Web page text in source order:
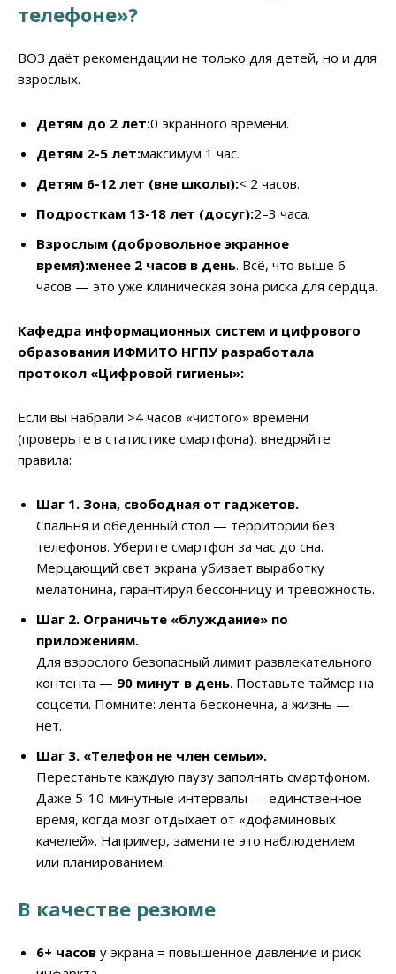
телефоне»?
ВОЗ даёт рекомендации не только для детей, но и для
взрослых.
Детям до 2 лет:0 экранного времени.
Детям 2-5 лет:максимум 1 час.
Детям 6-12 лет (вне школы):< 2 часов.
Подросткам 13-18 лет (досуг):2–3 часа.
Взрослым (добровольное экранное
время):менее 2 часов в день. Всё, что выше 6
часов — это уже клиническая зона риска для сердца.
Кафедра информационных систем и цифрового
образования ИФМИТО НГПУ разработала
протокол «Цифровой гигиены»:
Если вы набрали >4 часов «чистого» времени
(проверьте в статистике смартфона), внедряйте
правила:
Шаг 1. Зона, свободная от гаджетов.
Спальня и обеденный стол — территории без
телефонов. Уберите смартфон за час до сна.
Мерцающий свет экрана убивает выработку
мелатонина, гарантируя бессонницу и тревожность.
Шаг 2. Ограничьте «блуждание» по
приложениям.
Для взрослого безопасный лимит развлекательного
контента — 90 минут в день. Поставьте таймер на
соцсети. Помните: лента бесконечна, а жизнь —
нет.
Шаг 3. «Телефон не член семьи».
Перестаньте каждую паузу заполнять смартфоном.
Даже 5-10-минутные интервалы — единственное
время, когда мозг отдыхает от «дофаминовых
качелей». Например, замените это наблюдением
или планированием.
В качестве резюме
6+ часов у экрана = повышенное давление и риск